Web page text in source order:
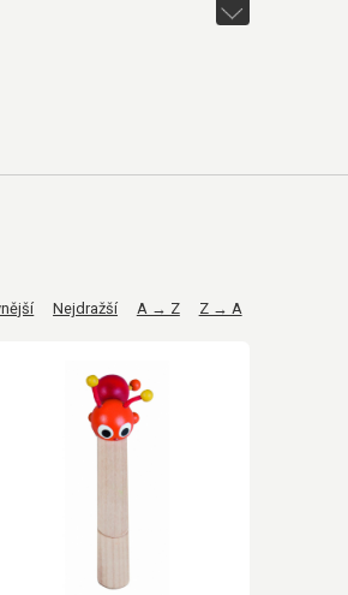
Nejdražší A → Z Z → A